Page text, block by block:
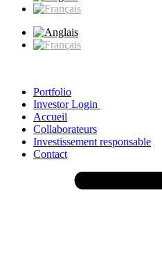
Portfolio
Investor Login
Accueil
Collaborateurs
Investissement responsable
Contact